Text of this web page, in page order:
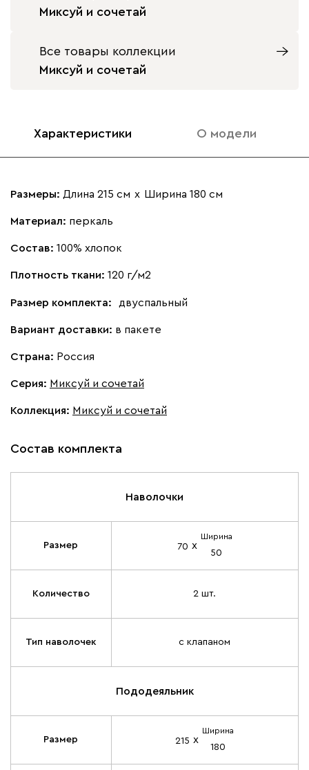
Миксуй и сочетай
Все товары коллекции
Миксуй и сочетай
Характеристики О модели
Размеры: Длина 215 см х Ширина 180 см
Материал: перкаль
Состав: 100% хлопок
Плотность ткани: 120 г/м2
Размер комплекта: двуспальный
Вариант доставки: в пакете
Страна: Россия
Серия: Миксуй и сочетай
Коллекция: Миксуй и сочетай
Состав комплекта
Наволочки
Размер 70 х
Ширина
50
Количество 2 шт.
Тип наволочек с клапаном
Пододеяльник
Размер 215 х
Ширина
180